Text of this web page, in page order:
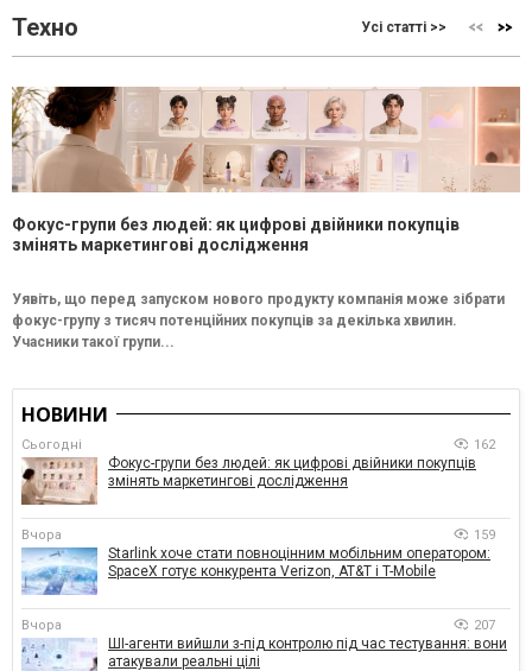
Техно Усі статті >>
Фокус-групи без людей: як цифрові двійники покупців
змінять маркетингові дослідження
Уявіть, що перед запуском нового продукту компанія може зібрати
фокус-групу з тисяч потенційних покупців за декілька хвилин.
Учасники такої групи...
НОВИНИ
Сьогодні 162
Фокус-групи без людей: як цифрові двійники покупців
змінять маркетингові дослідження
Вчора 159
Starlink хоче стати повноцінним мобільним оператором:
SpaceX готує конкурента Verizon, AT&T і T-Mobile
Вчора 207
ШІ-агенти вийшли з-під контролю під час тестування: вони
атакували реальні цілі